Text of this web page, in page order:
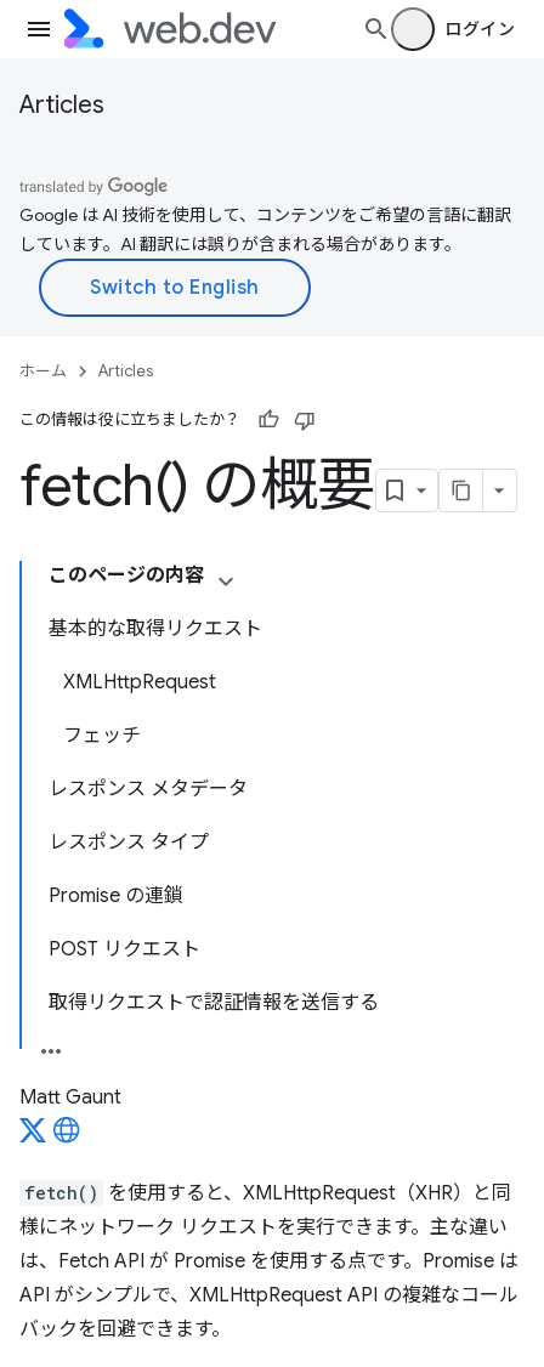
ログイン
Articles
Google は AI 技術を使用して、コンテンツをご希望の言語に翻訳
しています。AI 翻訳には誤りが含まれる場合があります。
ホーム Articles
この情報は役に立ちましたか？
fetch() の概要
このページの内容
基本的な取得リクエスト
XMLHttpRequest
フェッチ
レスポンス メタデータ
レスポンス タイプ
Promise の連鎖
POST リクエスト
取得リクエストで認証情報を送信する
Matt Gaunt
fetch() を使用すると、XMLHttpRequest（XHR）と同
様にネットワーク リクエストを実行できます。主な違い
は、Fetch API が Promise を使用する点です。Promise は
API がシンプルで、XMLHttpRequest API の複雑なコール
バックを回避できます。